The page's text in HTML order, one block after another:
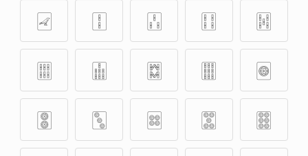
🀐
🀑 🀒 🀓
🀔
🀕
🀖 🀗 🀘
🀙
🀚
🀛 🀜 🀝
🀞